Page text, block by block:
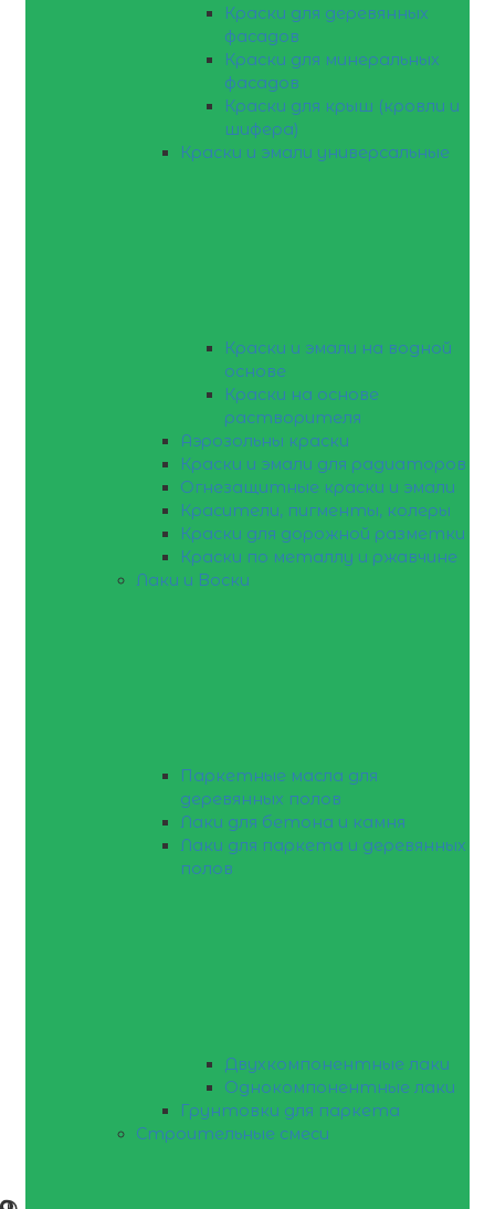
Краски для деревянных
фасадов
Краски для минеральных
фасадов
Краски для крыш (кровли и
шифера)
Краски и эмали универсальные
Краски и эмали на водной
основе
Краски на основе
растворителя
Аэрозольны краски
Краски и эмали для радиаторов
Огнезащитные краски и эмали
Красители, пигменты, колеры
Краски для дорожной разметки
Краски по металлу и ржавчине
Лаки и Воски
Паркетные масла для
деревянных полов
Лаки для бетона и камня
Лаки для паркета и деревянных
полов
Двухкомпонентные лаки
Однокомпонентные лаки
Грунтовки для паркета
Строительные смеси